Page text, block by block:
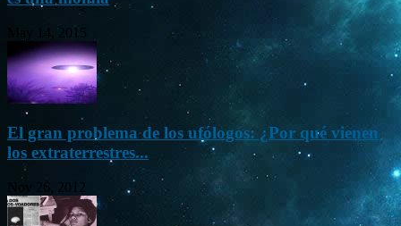
May 14, 2015
El gran problema de los ufólogos: ¿Por qué vienen
los extraterrestres...
Nov 26, 2012